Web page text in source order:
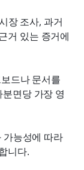
장 조사, 과거
거 있는 증거에
드나 문서를
면당 가장 영
가능성에 따라
니다.